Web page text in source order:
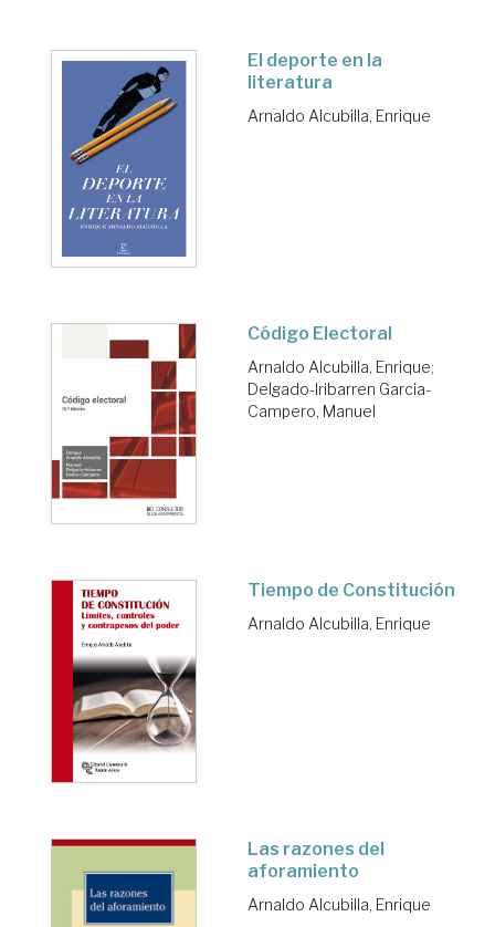
El deporte en la
literatura
Arnaldo Alcubilla, Enrique
Código Electoral
Arnaldo Alcubilla, Enrique;
Delgado-Iribarren Garcia-
Campero, Manuel
Tiempo de Constitución
Arnaldo Alcubilla, Enrique
Las razones del
aforamiento
Arnaldo Alcubilla, Enrique